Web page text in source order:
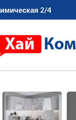
2/4